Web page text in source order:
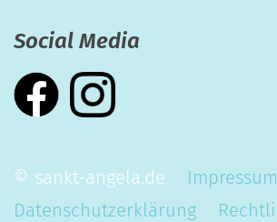
Social Media
© sankt-angela.de
Impressum
Datenschutzerklärung